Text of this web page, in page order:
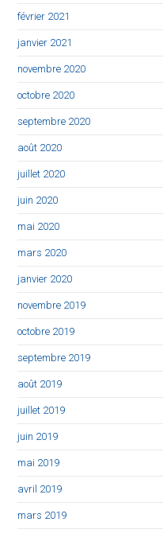
février 2021
janvier 2021
novembre 2020
octobre 2020
septembre 2020
août 2020
juillet 2020
juin 2020
mai 2020
mars 2020
janvier 2020
novembre 2019
octobre 2019
septembre 2019
août 2019
juillet 2019
juin 2019
mai 2019
avril 2019
mars 2019